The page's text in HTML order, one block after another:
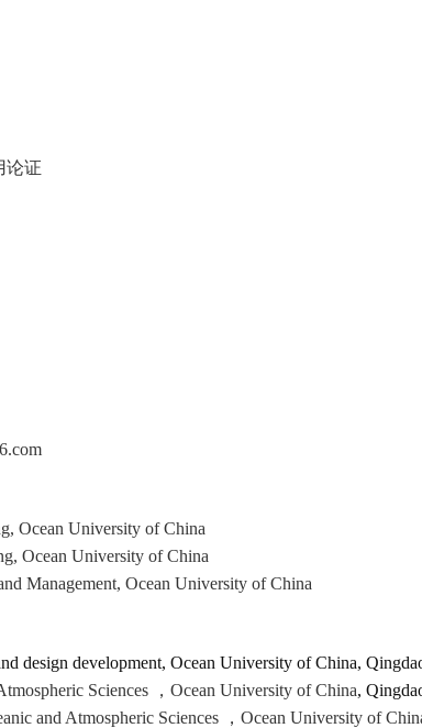
论证
Ocean University of China
Ocean University of China
Management, Ocean University of China
design development, Ocean University of China,
Sciences ， Ocean University of China,
and Atmospheric Sciences ， Ocean University of